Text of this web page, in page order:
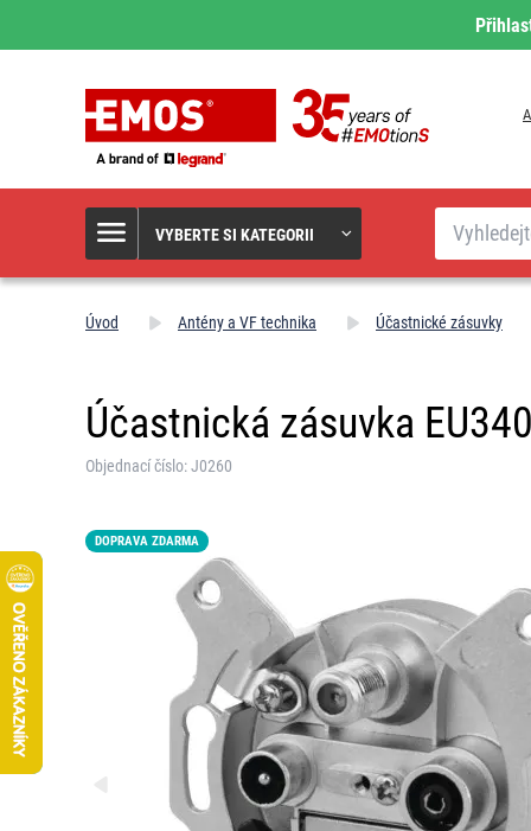
VYBERTE SI KATEGORII
Hledat
Úvod Antény a VF technika Účastnické zásuvky
Účastnická zásuvka
Objednací číslo: J0260
DOPRAVA ZDARMA